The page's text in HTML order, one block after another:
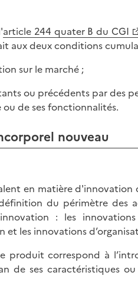
article 244 quater B du CGI
aux deux conditions
sur le marché ;
ou précédents par des
de ses fonctionnalités.
nouveau
en matière
du périmètre des
: les
les innovations
produit correspond à
de ses caractéristiques